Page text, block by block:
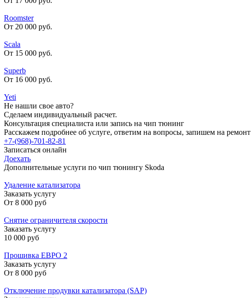
Roomster
От 20 000 руб.
Scala
От 15 000 руб.
Superb
От 16 000 руб.
Yeti
Не нашли свое авто?
Сделаем индивидуальный расчет.
Консультация специалиста или запись на чип тюнинг
Расскажем подробнее об услуге, ответим на вопросы, запишем на ремонт
+7-(968)-701-82-81
Записаться онлайн
Доехать
Дополнительные услуги по чип тюнингу Skoda
Удаление катализатора
Заказать услугу
От 8 000 руб
Снятие ограничителя скорости
Заказать услугу
10 000 руб
Прошивка ЕВРО 2
Заказать услугу
От 8 000 руб
Отключение продувки катализатора (SAP)